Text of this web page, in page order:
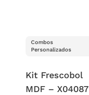
Combos
Personalizados
Kit Frescobol
MDF – X04087